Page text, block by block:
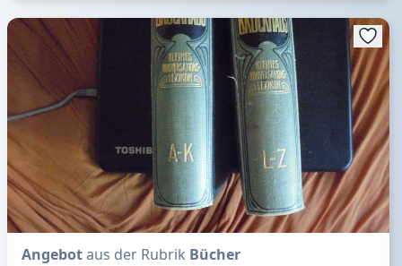
Angebotaus der Rubrik Bücher